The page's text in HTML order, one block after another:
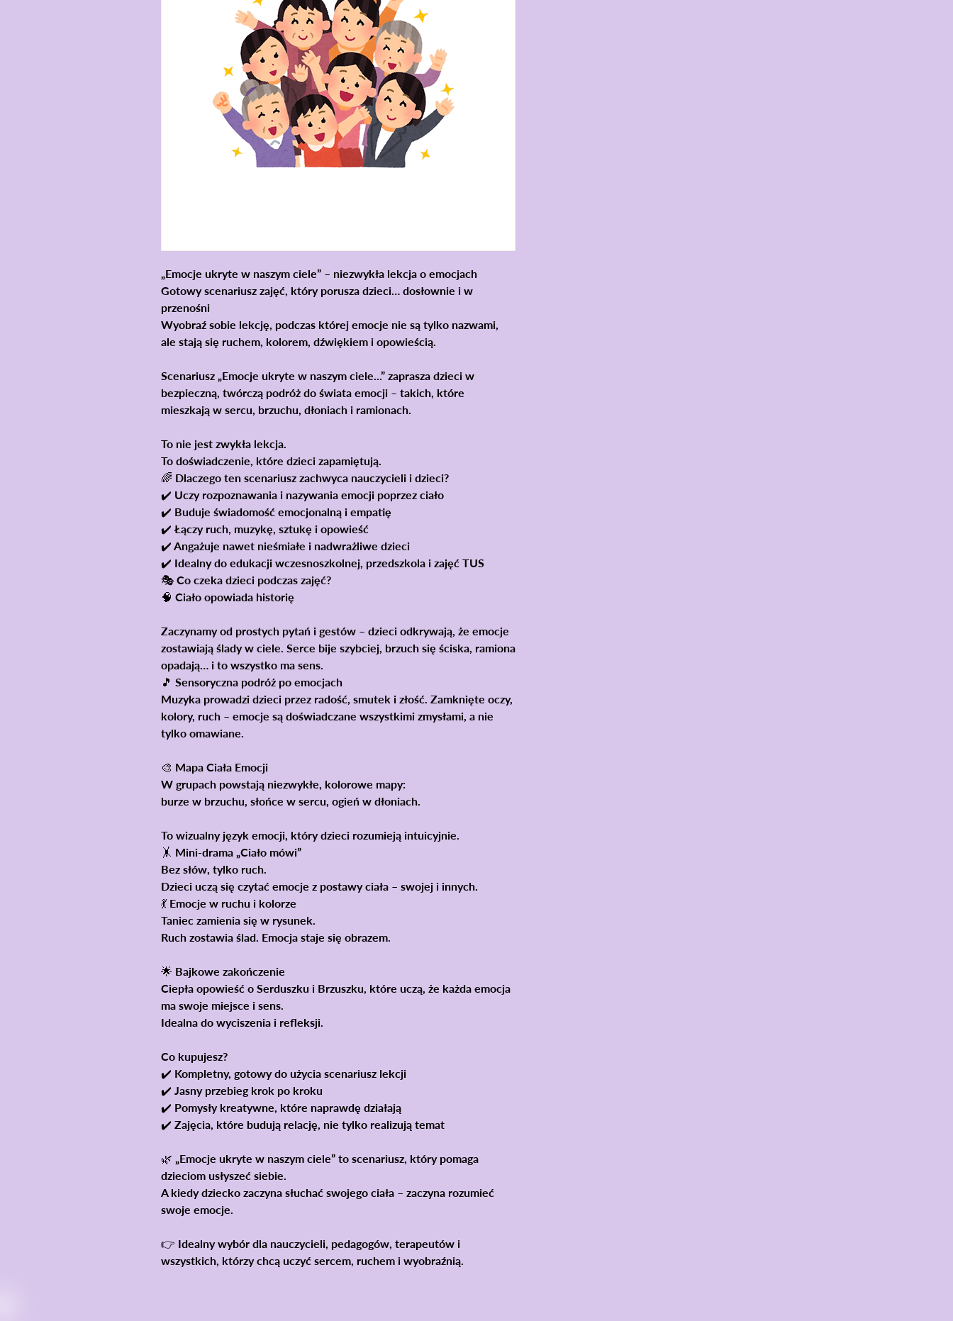
„Emocje ukryte w naszym ciele” – niezwykła lekcja o emocjach
Gotowy scenariusz zajęć, który porusza dzieci… dosłownie i w
przenośni
Wyobraź sobie lekcję, podczas której emocje nie są tylko nazwami,
ale stają się ruchem, kolorem, dźwiękiem i opowieścią.
Scenariusz „Emocje ukryte w naszym ciele...” zaprasza dzieci w
bezpieczną, twórczą podróż do świata emocji – takich, które
mieszkają w sercu, brzuchu, dłoniach i ramionach.
To nie jest zwykła lekcja.
To doświadczenie, które dzieci zapamiętują.
🌈 Dlaczego ten scenariusz zachwyca nauczycieli i dzieci?
✔️ Uczy rozpoznawania i nazywania emocji poprzez ciało
✔️ Buduje świadomość emocjonalną i empatię
✔️ Łączy ruch, muzykę, sztukę i opowieść
✔️ Angażuje nawet nieśmiałe i nadwrażliwe dzieci
✔️ Idealny do edukacji wczesnoszkolnej, przedszkola i zajęć TUS
🎭 Co czeka dzieci podczas zajęć?
🧠 Ciało opowiada historię
Zaczynamy od prostych pytań i gestów – dzieci odkrywają, że emocje
zostawiają ślady w ciele. Serce bije szybciej, brzuch się ściska, ramiona
opadają… i to wszystko ma sens.
🎵 Sensoryczna podróż po emocjach
Muzyka prowadzi dzieci przez radość, smutek i złość. Zamknięte oczy,
kolory, ruch – emocje są doświadczane wszystkimi zmysłami, a nie
tylko omawiane.
🎨 Mapa Ciała Emocji
W grupach powstają niezwykłe, kolorowe mapy:
burze w brzuchu, słońce w sercu, ogień w dłoniach.
To wizualny język emocji, który dzieci rozumieją intuicyjnie.
🤸 Mini-drama „Ciało mówi”
Bez słów, tylko ruch.
Dzieci uczą się czytać emocje z postawy ciała – swojej i innych.
💃 Emocje w ruchu i kolorze
Taniec zamienia się w rysunek.
Ruch zostawia ślad. Emocja staje się obrazem.
🌟 Bajkowe zakończenie
Ciepła opowieść o Serduszku i Brzuszku, które uczą, że każda emocja
ma swoje miejsce i sens.
Idealna do wyciszenia i refleksji.
Co kupujesz?
✔️ Kompletny, gotowy do użycia scenariusz lekcji
✔️ Jasny przebieg krok po kroku
✔️ Pomysły kreatywne, które naprawdę działają
✔️ Zajęcia, które budują relację, nie tylko realizują temat
🌿 „Emocje ukryte w naszym ciele” to scenariusz, który pomaga
dzieciom usłyszeć siebie.
A kiedy dziecko zaczyna słuchać swojego ciała – zaczyna rozumieć
swoje emocje.
👉 Idealny wybór dla nauczycieli, pedagogów, terapeutów i
wszystkich, którzy chcą uczyć sercem, ruchem i wyobraźnią.